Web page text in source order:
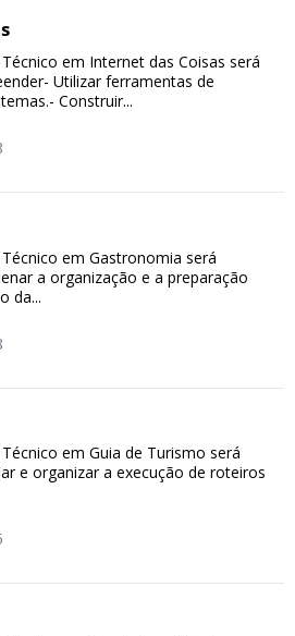
em Internet das Coisas será
Utilizar ferramentas de
Construir...
em Gastronomia será
a organização e a preparação
da...
em Guia de Turismo será
e organizar a execução de roteiros